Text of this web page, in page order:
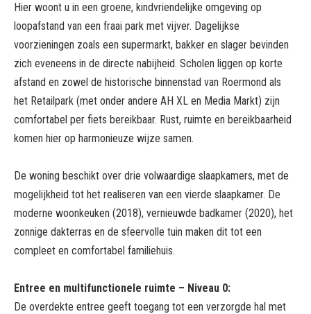
Hier woont u in een groene, kindvriendelijke omgeving op
loopafstand van een fraai park met vijver. Dagelijkse
voorzieningen zoals een supermarkt, bakker en slager bevinden
zich eveneens in de directe nabijheid. Scholen liggen op korte
afstand en zowel de historische binnenstad van Roermond als
het Retailpark (met onder andere AH XL en Media Markt) zijn
comfortabel per fiets bereikbaar. Rust, ruimte en bereikbaarheid
komen hier op harmonieuze wijze samen.
De woning beschikt over drie volwaardige slaapkamers, met de
mogelijkheid tot het realiseren van een vierde slaapkamer. De
moderne woonkeuken (2018), vernieuwde badkamer (2020), het
zonnige dakterras en de sfeervolle tuin maken dit tot een
compleet en comfortabel familiehuis.
Entree en multifunctionele ruimte – Niveau 0:
De overdekte entree geeft toegang tot een verzorgde hal met